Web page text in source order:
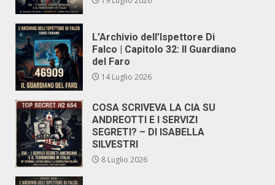
L’Archivio dell’Ispettore Di
Falco | Capitolo 32: Il Guardiano
del Faro
14 Luglio 2026
COSA SCRIVEVA LA CIA SU
ANDREOTTI E I SERVIZI
SEGRETI? – DI ISABELLA
SILVESTRI
8 Luglio 2026